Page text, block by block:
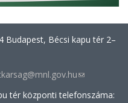
Budapest, Bécsi kapu tér 2–
(link
sends
tér központi telefonszáma: